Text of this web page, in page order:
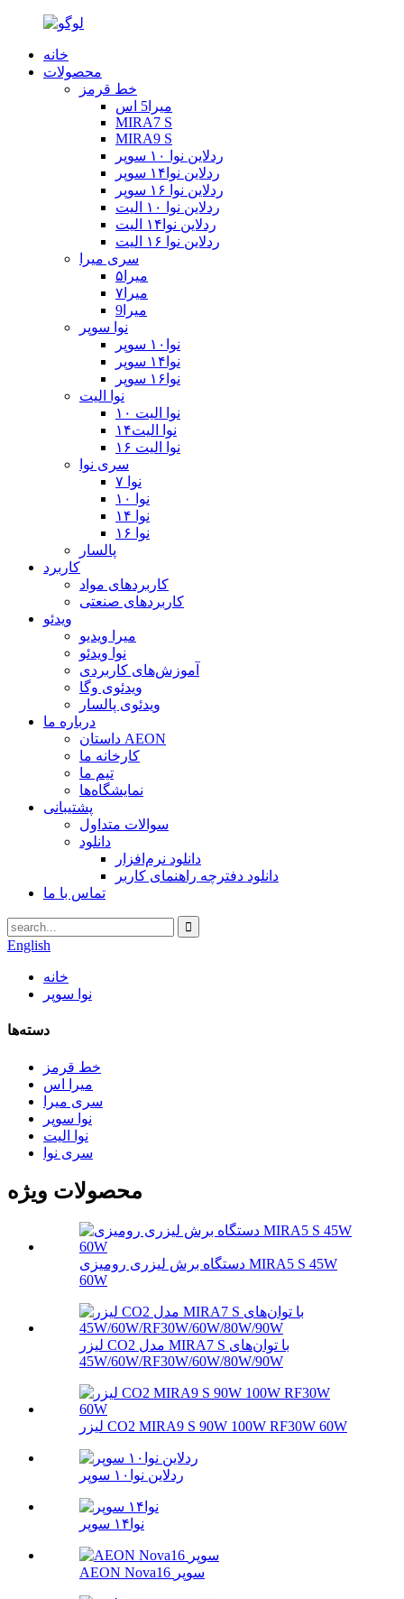
خانه
محصولات
خط قرمز
میرا5 اس
MIRA7 S
MIRA9 S
ردلاین نوا ۱۰ سوپر
ردلاین نوا۱۴ سوپر
ردلاین نوا ۱۶ سوپر
ردلاین نوا ۱۰ الیت
ردلاین نوا۱۴ الیت
ردلاین نوا ۱۶ الیت
سری میرا
میرا۵
میرا۷
میرا9
نوا سوپر
نوا۱۰ سوپر
نوا۱۴ سوپر
نوا۱۶ سوپر
نوا الیت
نوا الیت ۱۰
نوا الیت۱۴
نوا الیت ۱۶
سری نوا
نوا ۷
نوا ۱۰
نوا ۱۴
نوا ۱۶
پالسار
کاربرد
کاربردهای مواد
کاربردهای صنعتی
ویدئو
میرا ویدیو
نوا ویدئو
آموزش‌های کاربردی
ویدئوی وگا
ویدئوی پالسار
درباره ما
داستان AEON
کارخانه ما
تیم ما
نمایشگاه‌ها
پشتیبانی
سوالات متداول
دانلود
دانلود نرم‌افزار
دانلود دفترچه راهنمای کاربر
تماس با ما
English
خانه
نوا سوپر
دسته‌ها
خط قرمز
میرا اس
سری میرا
نوا سوپر
نوا الیت
سری نوا
محصولات ویژه
دستگاه برش لیزری رومیزی MIRA5 S 45W
60W
لیزر CO2 مدل MIRA7 S با توان‌های
45W/60W/RF30W/60W/80W/90W
لیزر CO2 MIRA9 S 90W 100W RF30W 60W
ردلاین نوا۱۰ سوپر
نوا۱۴ سوپر
AEON Nova16 سوپر